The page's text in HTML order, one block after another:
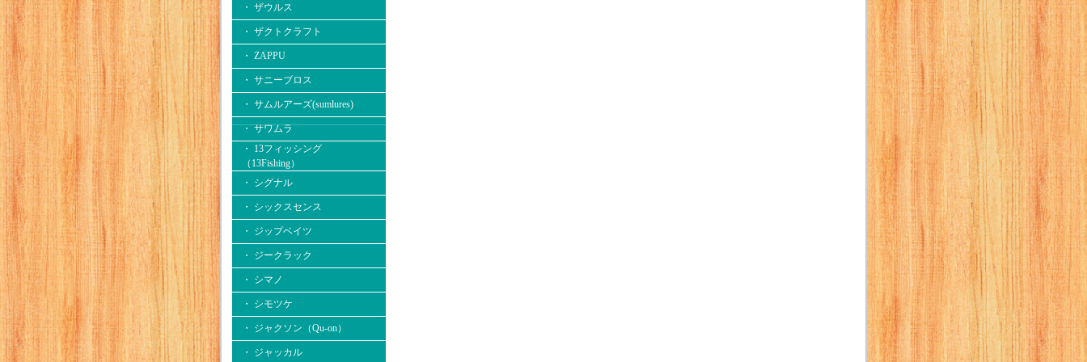
・ ザウルス
・ ザクトクラフト
・ ZAPPU
・ サニーブロス
・ サムルアーズ(sumlures)
・ サワムラ
・ 13フィッシング
（13Fishing）
・ シグナル
・ シックスセンス
・ ジップベイツ
・ ジークラック
・ シマノ
・ シモツケ
・ ジャクソン（Qu-on）
・ ジャッカル